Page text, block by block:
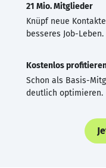
21 Mio. Mitglieder
Knüpf neue
besseres Job-Leben.
Kostenlos
Schon als Basis-
deutlich optimieren.